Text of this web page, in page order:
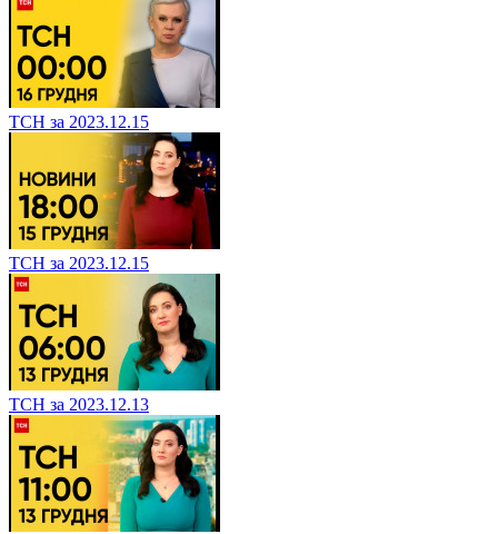
ТСН за 2023.12.15
ТСН за 2023.12.15
ТСН за 2023.12.13